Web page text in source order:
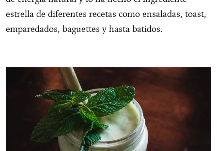
estrella de diferentes recetas como ensaladas, toast,
emparedados, baguettes y hasta batidos.